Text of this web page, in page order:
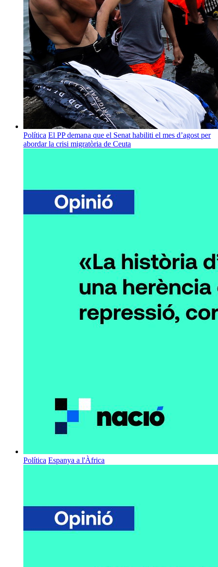
Política El PP demana que el Senat habiliti el mes d’agost per
abordar la crisi migratòria de Ceuta
Política Espanya a l'Àfrica